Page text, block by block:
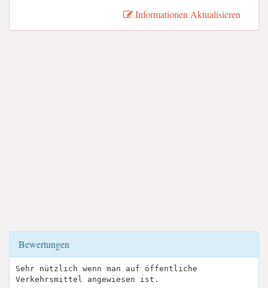
Informationen Aktualisieren
Bewertungen
Sehr nützlich wenn man auf öffentliche
Verkehrsmittel angewiesen ist.